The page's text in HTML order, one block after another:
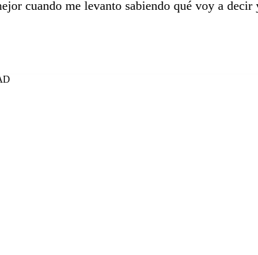
cuando me levanto sabiendo qué voy a decir